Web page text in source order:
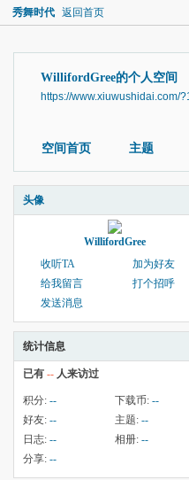
秀舞时代 返回首页
WillifordGree的个人空间
https://www.xiuwushidai.com/
空间首页 主题
头像
WillifordGree
收听TA
加为好友
给我留言
打个招呼
发送消息
统计信息
已有 -- 人来访过
积分: -- 下载币: --
好友: -- 主题: --
日志: -- 相册: --
分享: --